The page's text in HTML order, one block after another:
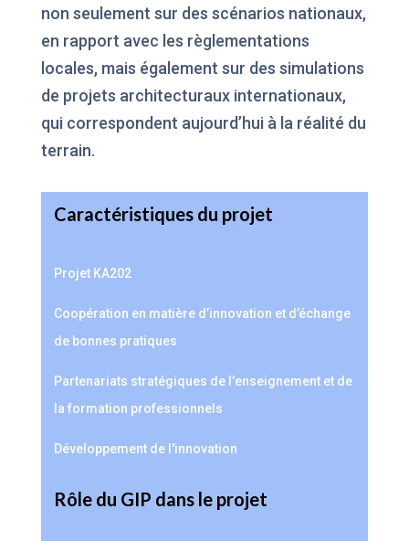
non seulement sur des scénarios nationaux,
en rapport avec les règlementations
locales, mais également sur des simulations
de projets architecturaux internationaux,
qui correspondent aujourd’hui à la réalité du
terrain.
Caractéristiques du projet
Projet KA202
Coopération en matière d’innovation et d’échange
de bonnes pratiques
Partenariats stratégiques de l'enseignement et de
la formation professionnels
Développement de l'innovation
Rôle du GIP dans le projet